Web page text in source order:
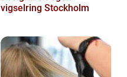
vigselring Stockholm